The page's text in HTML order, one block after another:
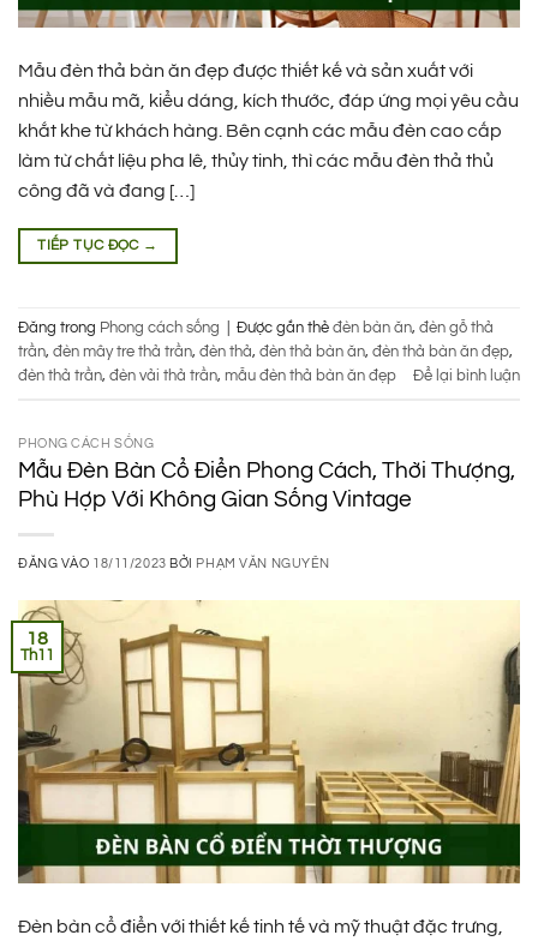
Mẫu đèn thả bàn ăn đẹp được thiết kế và sản xuất với
nhiều mẫu mã, kiểu dáng, kích thước, đáp ứng mọi yêu cầu
khắt khe từ khách hàng. Bên cạnh các mẫu đèn cao cấp
làm từ chất liệu pha lê, thủy tinh, thì các mẫu đèn thả thủ
công đã và đang […]
TIẾP TỤC ĐỌC →
Đăng trong Phong cách sống Được gắn thẻ đèn bàn ăn, đèn gỗ thả
trần, đèn mây tre thả trần, đèn thả, đèn thả bàn ăn, đèn thả bàn ăn đẹp,
đèn thả trần, đèn vải thả trần, mẫu đèn thả bàn ăn đẹp Để lại bình luận
PHONG CÁCH SỐNG
Mẫu Đèn Bàn Cổ Điển Phong Cách, Thời Thượng,
Phù Hợp Với Không Gian Sống Vintage
ĐĂNG VÀO 18/11/2023 BỞI PHẠM VĂN NGUYÊN
18
Th11
Đèn bàn cổ điển với thiết kế tinh tế và mỹ thuật đặc trưng,